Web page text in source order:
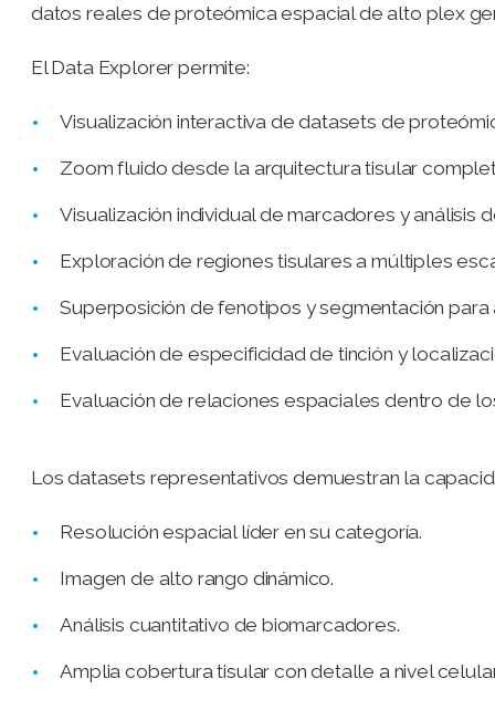
datos reales de proteómica espacial de alto plex
El Data Explorer permite:
Visualización interactiva de datasets de
Zoom fluido desde la arquitectura tisular
Visualización individual de marcadores y análisis
Exploración de regiones tisulares a múltiples
Superposición de fenotipos y segmentación
Evaluación de especificidad de tinción y
Evaluación de relaciones espaciales dentro de
Los datasets representativos demuestran la
Resolución espacial líder en su categoría.
Imagen de alto rango dinámico.
Análisis cuantitativo de biomarcadores.
Amplia cobertura tisular con detalle a nivel